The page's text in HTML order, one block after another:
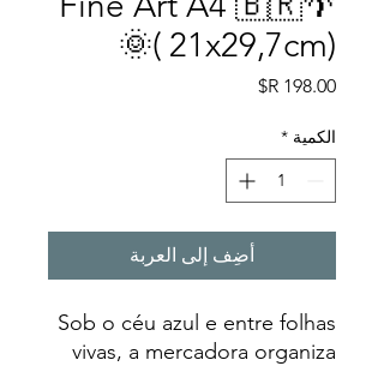
🌞( 21x29,7cm)
السعر
الكمية *
أضِف إلى العربة
Sob o céu azul e entre folhas
vivas, a mercadora organiza